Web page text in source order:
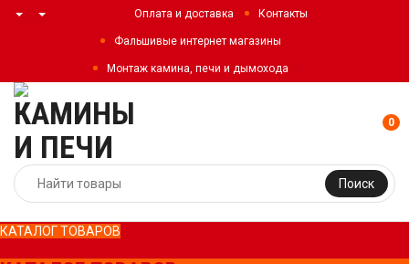
Оплата и доставка Контакты
Фальшивые интернет магазины
Монтаж камина, печи и дымохода
Поиск
0
КАТАЛОГ ТОВАРОВ